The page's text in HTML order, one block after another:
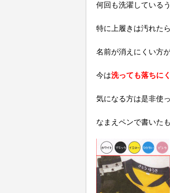
何回も洗濯している
特に上履きは汚れた
名前が消えにくい方
今は洗っても落ちに
気になる方は是非使
なまえペンで書いた